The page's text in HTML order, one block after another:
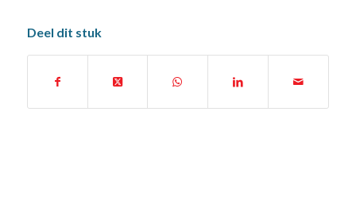
Deel dit stuk